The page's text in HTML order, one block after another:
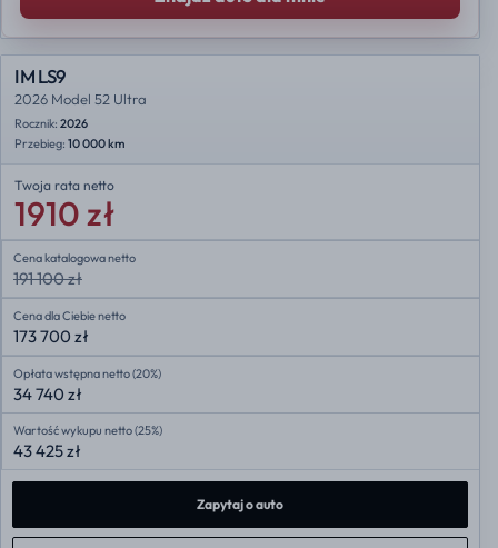
IM LS9
2026 Model 52 Ultra
Rocznik: 2026
Przebieg: 10 000 km
Twoja rata netto
1910 zł
Cena katalogowa netto
191 100 zł
Cena dla Ciebie netto
173 700 zł
Opłata wstępna netto (20%)
34 740 zł
Wartość wykupu netto (25%)
43 425 zł
Zapytaj o auto